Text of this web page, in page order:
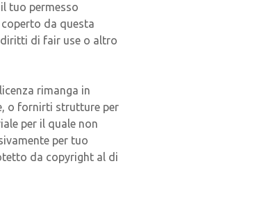
tuo permesso
da questa
di fair use o altro
rimanga in
o fornirti strutture per
per il quale non
per tuo
da copyright al di